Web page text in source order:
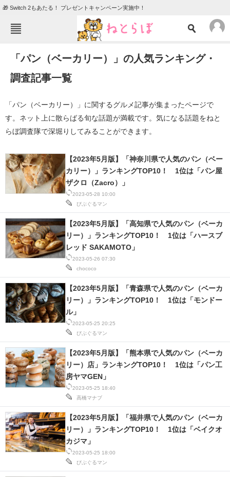
🎁 Switch 2もあたる！ プレゼントキャンペーン実施中！
TOP ニュース
エンタメ
住まい 教育・育児
会員記事
メディア
注目記事を集めた総合ページ
ITの今と未来を見通す
スマホと通信の最新トレンド
進化するPCとデバイスの未来
好きが集まる 比べて選べる
ビジネスと働き方のヒント
AI活用のいまが分かる
企業ITのトレンドを詳説
経営リーダーのコミュニティ
マーケ×ITの今がよく分かる
ITエンジニア向け専門サイト
企業向けIT製品の総合サイト
「パン（ベーカリー）」の人気ランキング・
調査記事一覧
「パン（ベーカリー）」に関するグルメ記事が集まったページで
す。ネット上に散らばる旬な話題が満載です。気になる話題をねと
らぼ調査隊で深堀りしてみることができます。
2023-05-28 10:00
びぶぐるマン
【2023年5月版】「神奈川県で人気のパン（ベー
カリー）」ランキングTOP10！ 1位は「パン屋
ザクロ（Zacro）」
2023-05-26 07:30
chococo
【2023年5月版】「高知県で人気のパン（ベーカ
リー）」ランキングTOP10！ 1位は「ハースブ
レッド SAKAMOTO」
2023-05-25 20:25
びぶぐるマン
【2023年5月版】「青森県で人気のパン（ベーカ
リー）」ランキングTOP10！ 1位は「モンドー
ル」
2023-05-25 18:40
高橋マナブ
【2023年5月版】「熊本県で人気のパン（ベーカ
リー）店」ランキングTOP10！ 1位は「パン工
房ヤマGEN」
2023-05-25 18:00
びぶぐるマン
【2023年5月版】「福井県で人気のパン（ベーカ
リー）」ランキングTOP10！ 1位は「ベイクオ
カジマ」